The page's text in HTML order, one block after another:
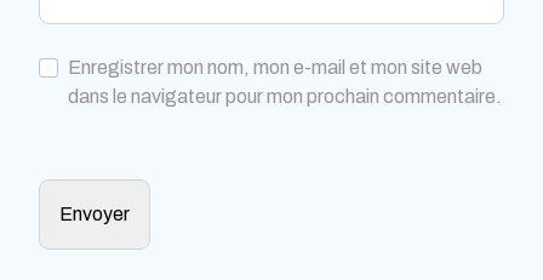
Enregistrer mon nom, mon e-mail et mon site web
dans le navigateur pour mon prochain commentaire.